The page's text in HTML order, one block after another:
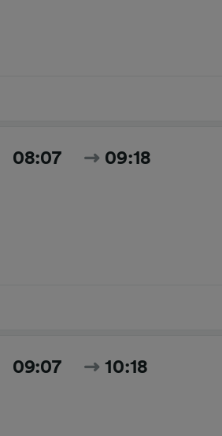
08:07 09:18
09:07 10:18